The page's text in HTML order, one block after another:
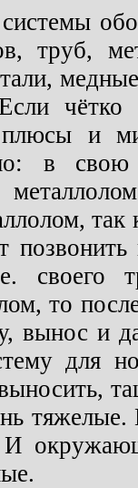
труб,
плюсы и
в
так
своего
то
вынос и
для
И